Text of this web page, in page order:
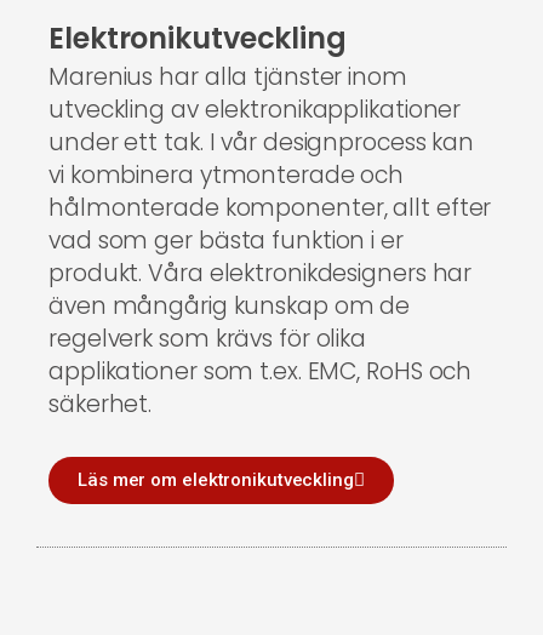
Elektronikutveckling
Marenius har alla tjänster inom
utveckling av elektronikapplikationer
under ett tak. I vår designprocess kan
vi kombinera ytmonterade och
hålmonterade komponenter, allt efter
vad som ger bästa funktion i er
produkt. Våra elektronikdesigners har
även mångårig kunskap om de
regelverk som krävs för olika
applikationer som t.ex. EMC, RoHS och
säkerhet.
Läs mer om elektronikutveckling